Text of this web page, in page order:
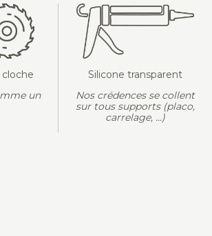
cloche
un
Silicone transparent
Nos crédences se collent
sur tous supports (placo,
carrelage, ...)